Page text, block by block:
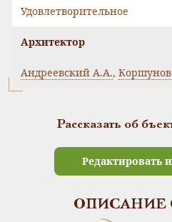
Удовлетворительное
Архитектор
Андреевский А.А.,
Рассказать об
Редактировать
ОПИСАНИЕ